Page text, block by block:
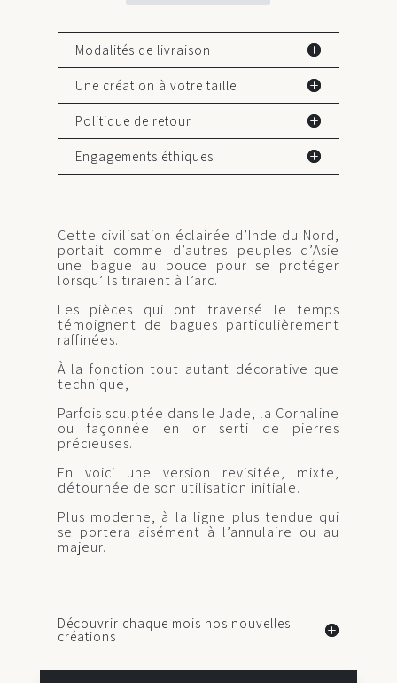
Modalités de livraison
Une création à votre taille
Politique de retour
Engagements éthiques
Cette civilisation éclairée d’Inde du Nord,
portait comme d’autres peuples d’Asie
une bague au pouce pour se protéger
lorsqu’ils tiraient à l’arc.
Les pièces qui ont traversé le temps
témoignent de bagues particulièrement
raffinées.
À la fonction tout autant décorative que
technique,
Parfois sculptée dans le Jade, la Cornaline
ou façonnée en or serti de pierres
précieuses.
En voici une version revisitée, mixte,
détournée de son utilisation initiale.
Plus moderne, à la ligne plus tendue qui
se portera aisément à l’annulaire ou au
majeur.
Découvrir chaque mois nos nouvelles
créations